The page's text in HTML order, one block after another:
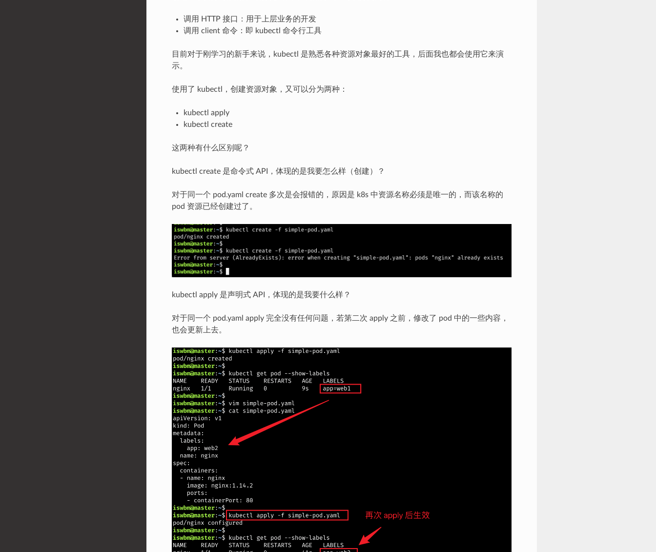
调用 HTTP 接口：用于上层业务的开发
调用 client 命令：即 kubectl 命令行工具
目前对于刚学习的新手来说，kubectl 是熟悉各种资源对象最好的工具，后面我也都会使用它来演
示。
使用了 kubectl，创建资源对象，又可以分为两种：
kubectl apply
kubectl create
这两种有什么区别呢？
kubectl create 是命令式 API，体现的是我要怎么样（创建）？
对于同一个 pod.yaml create 多次是会报错的，原因是 k8s 中资源名称必须是唯一的，而该名称的
pod 资源已经创建过了。
kubectl apply 是声明式 API，体现的是我要什么样？
对于同一个 pod.yaml apply 完全没有任何问题，若第二次 apply 之前，修改了 pod 中的一些内容，
也会更新上去。